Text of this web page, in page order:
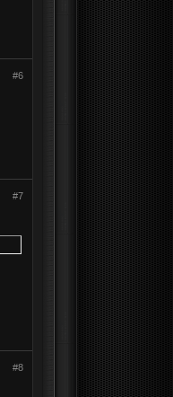
#6
#7
#8